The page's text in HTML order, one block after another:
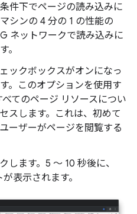
件下でページの読み込みに
シンの 4 分の 1 の性能の
ネットワークで読み込みに
。
ックボックスがオンになっ
。このオプションを使用す
てのページ リソースについ
スします。これは、初めて
ーザーがページを閲覧する
します。5 ～ 10 秒後に、
表示されます。